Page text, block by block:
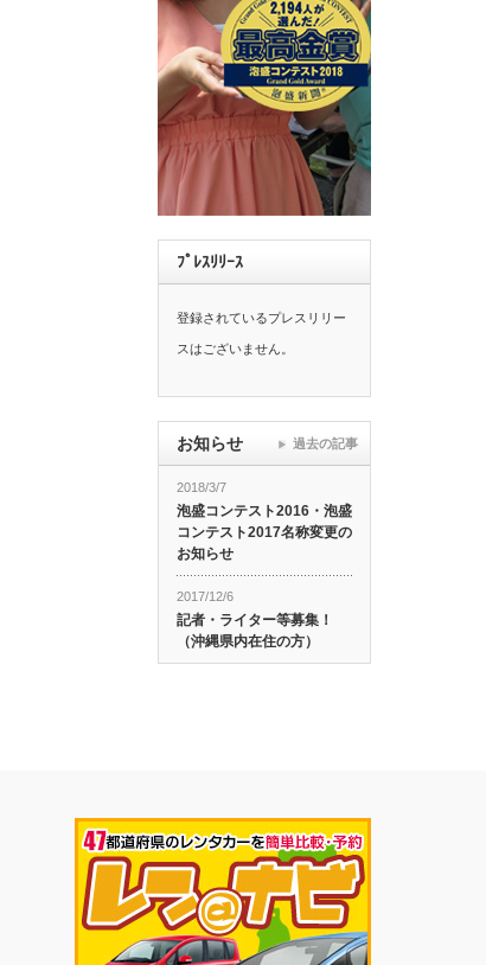
ﾌﾟﾚｽﾘﾘｰｽ
登録されているプレスリリー
スはございません。
お知らせ
2018/3/7
泡盛コンテスト2016・泡盛
コンテスト2017名称変更の
お知らせ
2017/12/6
記者・ライター等募集！
（沖縄県内在住の方）
過去の記事